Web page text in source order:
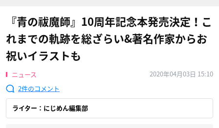
『青の祓魔師』10周年記念本発売決定！こ
れまでの軌跡を総ざらい&著名作家からお
祝いイラストも
ニュース
2020年04月03日 15:10
2
ライター：にじめん編集部